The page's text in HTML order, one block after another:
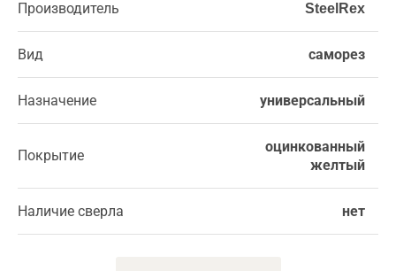
Производитель SteelRex
Вид саморез
Назначение универсальный
Покрытие
оцинкованный
желтый
Наличие сверла нет